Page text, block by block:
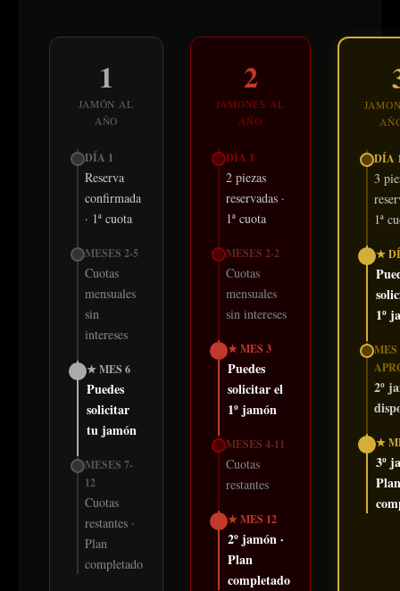
1
JAMÓN AL
AÑO
DÍA 1
Reserva
confirmada
· 1ª cuota
MESES 2-5
Cuotas
mensuales
sin
intereses
★ MES 6
Puedes
solicitar
tu jamón
MESES 7-
12
Cuotas
restantes ·
Plan
completado
2
JAMONES AL
AÑO
DÍA 1
2 piezas
reservadas ·
1ª cuota
MESES 2-2
Cuotas
mensuales
sin intereses
★ MES 3
Puedes
solicitar el
1º jamón
MESES 4-11
Cuotas
restantes
★ MES 12
2º jamón ·
Plan
completado
DÍA
3
1ª
★
1º
MES
2º
★
3º
Plan